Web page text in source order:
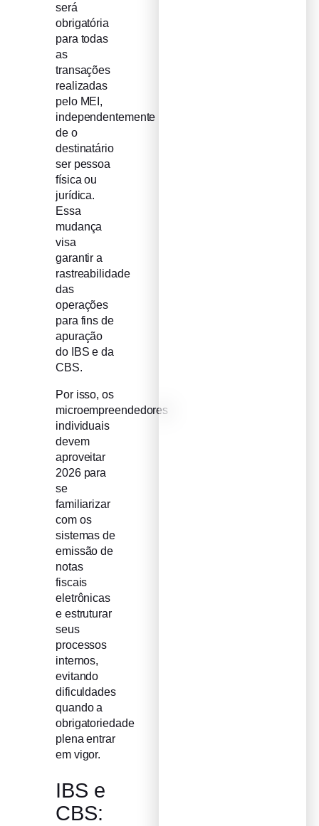
será
obrigatória
para todas
as
transações
realizadas
pelo MEI,
independentemente
de o
destinatário
ser pessoa
física ou
jurídica.
Essa
mudança
visa
garantir a
rastreabilidade
das
operações
para fins de
apuração
do IBS e da
CBS.
Por isso, os
microempreendedores
individuais
devem
aproveitar
2026 para
se
familiarizar
com os
sistemas de
emissão de
notas
fiscais
eletrônicas
e estruturar
seus
processos
internos,
evitando
dificuldades
quando a
obrigatoriedade
plena entrar
em vigor.
IBS e
CBS: